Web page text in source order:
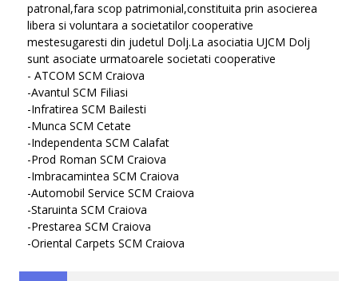
patronal,fara scop patrimonial,constituita prin asocierea
libera si voluntara a societatilor cooperative
mestesugaresti din judetul Dolj.La asociatia UJCM Dolj
sunt asociate urmatoarele societati cooperative
- ATCOM SCM Craiova
-Avantul SCM Filiasi
-Infratirea SCM Bailesti
-Munca SCM Cetate
-Independenta SCM Calafat
-Prod Roman SCM Craiova
-Imbracamintea SCM Craiova
-Automobil Service SCM Craiova
-Staruinta SCM Craiova
-Prestarea SCM Craiova
-Oriental Carpets SCM Craiova